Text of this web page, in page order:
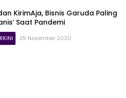
KirimAja, Bisnis Garuda Paling
Saat Pandemi
25 November 2020